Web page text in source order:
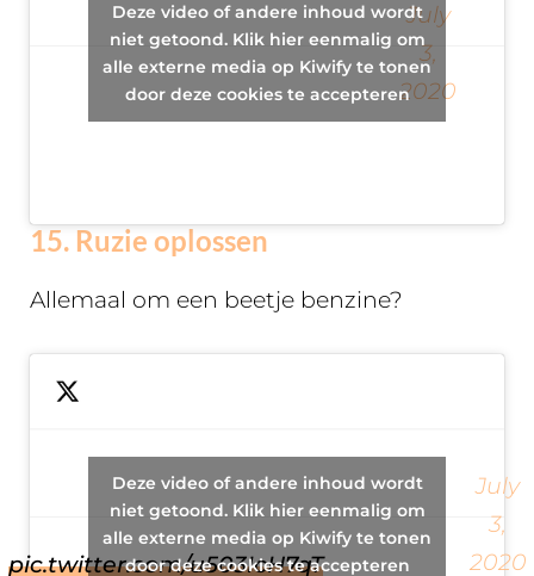
return a
woman's lost
suitcase
— Brandon
(@wagobran)
July
3,
2020
Deze video of andere inhoud wordt
niet getoond. Klik hier eenmalig om
alle externe media op Kiwify te tonen
door deze cookies te accepteren
15. Ruzie oplossen
Allemaal om een beetje benzine?
Drifter helps resolve an
argument about spare
gasoline.
pic.twitter.com/u503IcH7qT
— Atticus
(@TPAtticus)
July
3,
2020
Deze video of andere inhoud wordt
niet getoond. Klik hier eenmalig om
alle externe media op Kiwify te tonen
door deze cookies te accepteren